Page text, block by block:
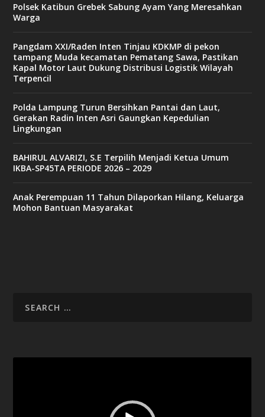
Polsek Katibun Grebek Sabung Ayam Yang Meresahkan
Warga
Pangdam XXI/Raden Inten Tinjau KDKMP di pekon
tampang Muda kecamatan Pematang Sawa, Pastikan
Kapal Motor Laut Dukung Distribusi Logistik Wilayah
Terpencil
Polda Lampung Turun Bersihkan Pantai dan Laut,
Gerakan Radin Inten Asri Gaungkan Kepedulian
Lingkungan
BAHIRUL ALVARIZI, S.E Terpilih Menjadi Ketua Umum
IKBA-SP45TA PERIODE 2026 – 2029
Anak Perempuan 11 Tahun Dilaporkan Hilang, Keluarga
Mohon Bantuan Masyarakat